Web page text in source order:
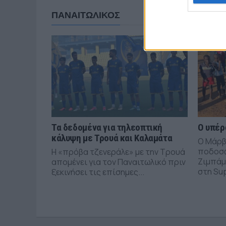
ΠΑΝΑΙΤΩΛΙΚΟΣ
Τα δεδομένα για τηλεοπτική
κάλυψη με Τρουά και Καλαμάτα
Η «πρόβα τζενεράλε» με την Τρουά
απομένει για τον Παναιτωλικό πριν
ξεκινήσει τις επίσημες...
Ο
Ο
στη